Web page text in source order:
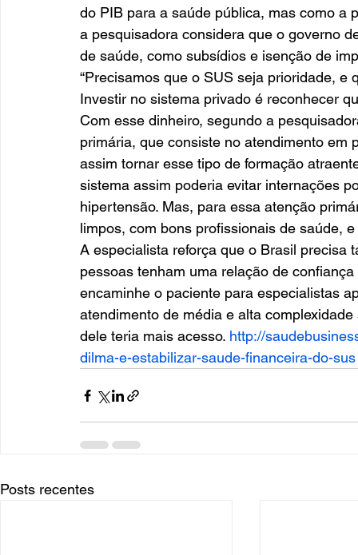
do PIB para a saúde pública, mas como a
a pesquisadora considera que o governo
de saúde, como subsídios e isenção de
“Precisamos que o SUS seja prioridade,
Investir no sistema privado é reconhecer
Com esse dinheiro, segundo a
primária, que consiste no atendimento
assim tornar esse tipo de formação
sistema assim poderia evitar internações
hipertensão. Mas, para essa atenção
limpos, com bons profissionais de saúde,
A especialista reforça que o Brasil
pessoas tenham uma relação de
encaminhe o paciente para especialistas
atendimento de média e alta
dele teria mais acesso. http://
dilma-e-estabilizar-saude-financeira-do-
Posts recentes